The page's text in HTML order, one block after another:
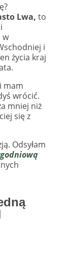
Lwa, to
w
i
życia kraj
mam
wrócić.
mniej niż
się z
Odsyłam